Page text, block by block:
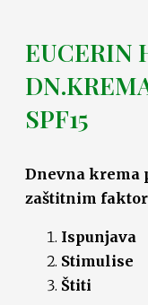
EUCERIN
SPF15
Dnevna krema
zaštitnim
Ispunjava
Stimulise
Štiti